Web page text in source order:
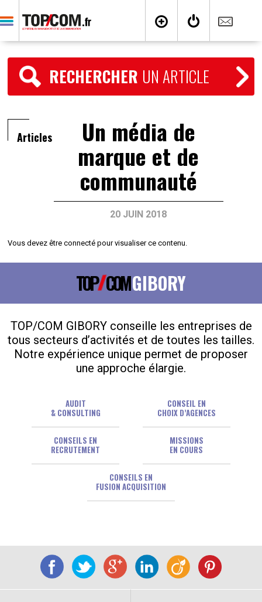
RECHERCHER UN ARTICLE
Articles Un média de
marque et de
communauté
20 JUIN 2018
Vous devez être connecté pour visualiser ce contenu.
TOP COMGIBORY
TOP/COM GIBORY conseille les entreprises de
tous secteurs d’activités et de toutes les tailles.
Notre expérience unique permet de proposer
une approche élargie.
AUDIT
& CONSULTING
CONSEIL EN
CHOIX D’AGENCES
CONSEILS EN
RECRUTEMENT
MISSIONS
EN COURS
CONSEILS EN
FUSION ACQUISITION